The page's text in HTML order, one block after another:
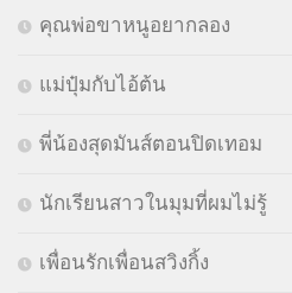
คุณพ่อขาหนูอยากลอง
แม่ปุ๋มกับไอ้ต้น
พี่น้องสุดมันส์ตอนปิดเทอม
นักเรียนสาวในมุมที่ผมไม่รู้
เพื่อนรักเพื่อนสวิงกิ้ง